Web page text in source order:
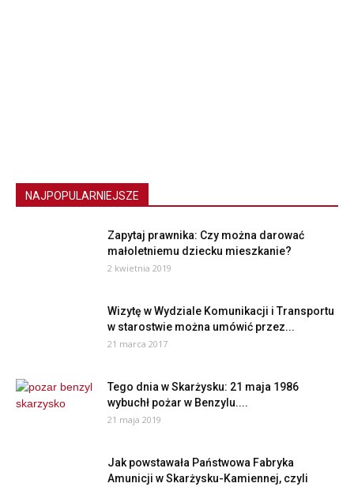
NAJPOPULARNIEJSZE
Zapytaj prawnika: Czy można darować
małoletniemu dziecku mieszkanie?
2 kwietnia 2019
Wizytę w Wydziale Komunikacji i Transportu
w starostwie można umówić przez...
21 marca 2017
Tego dnia w Skarżysku: 21 maja 1986
wybuchł pożar w Benzylu....
21 maja 2019
Jak powstawała Państwowa Fabryka
Amunicji w Skarżysku-Kamiennej, czyli